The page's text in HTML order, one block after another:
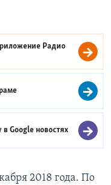
Радио
вGoogle новостях
2018 года. По